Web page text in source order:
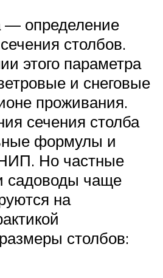
— определение
столбов.
этого параметра
и снеговые
проживания.
сечения столба
формулы и
Но частные
садоводы чаще
на
столбов: